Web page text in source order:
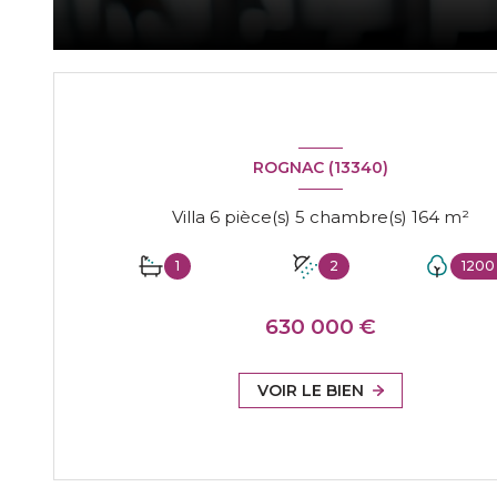
ROGNAC (13340)
Villa 6 pièce(s) 5 chambre(s) 164 m²
1 2
630 000 €
VOIR LE BIEN